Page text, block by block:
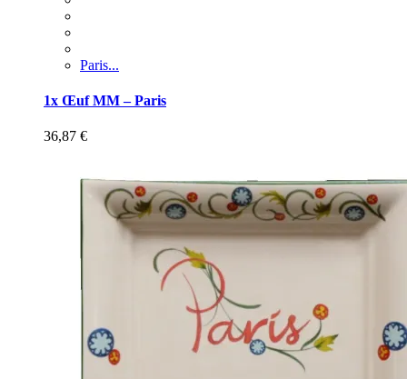
Paris...
1x Œuf MM – Paris
36,87 €